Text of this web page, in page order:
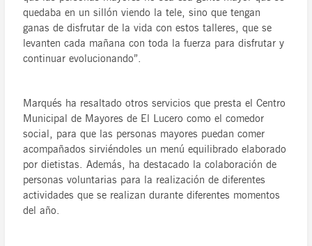
quedaba en un sillón viendo la tele, sino que tengan
ganas de disfrutar de la vida con estos talleres, que se
levanten cada mañana con toda la fuerza para disfrutar y
continuar evolucionando”.
Marqués ha resaltado otros servicios que presta el Centro
Municipal de Mayores de El Lucero como el comedor
social, para que las personas mayores puedan comer
acompañados sirviéndoles un menú equilibrado elaborado
por dietistas. Además, ha destacado la colaboración de
personas voluntarias para la realización de diferentes
actividades que se realizan durante diferentes momentos
del año.